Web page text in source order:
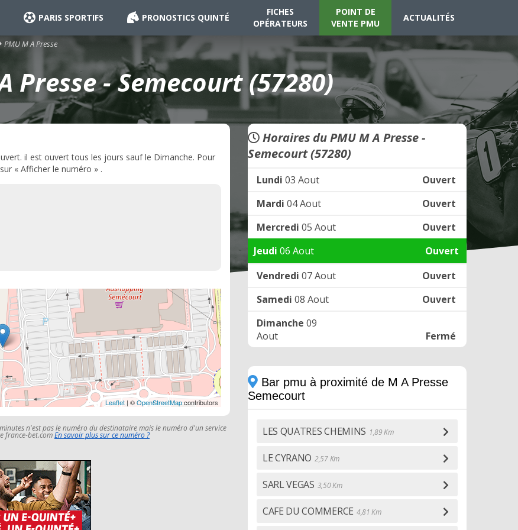
PARIS SPORTIFS PRONOSTICS QUINTÉ
FICHES
OPÉRATEURS
POINT DE
VENTE PMU
ACTUALITÉS
PMU M A Presse
Presse - Semecourt (57280)
il est ouvert tous les jours sauf le Dimanche. Pour
« Afficher le numéro » .
Leaflet | ©OpenStreetMapcontributors
n'est pas le numéro du destinataire mais le numéro d'un service
france-bet.comEn savoir plus sur ce numéro ?
Horaires du PMU M A Presse -
Semecourt (57280)
Lundi 03 Aout
Ouvert
Mardi 04 Aout
Ouvert
Mercredi 05 Aout
Ouvert
Jeudi 06 Aout
Ouvert
Vendredi 07 Aout
Ouvert
Samedi 08 Aout
Ouvert
Dimanche 09
Aout
Fermé
Bar pmu à proximité de M A Presse
Semecourt
LES QUATRES CHEMINS 1,89 Km
LE CYRANO 2,57 Km
SARL VEGAS 3,50 Km
CAFE DU COMMERCE 4,81 Km